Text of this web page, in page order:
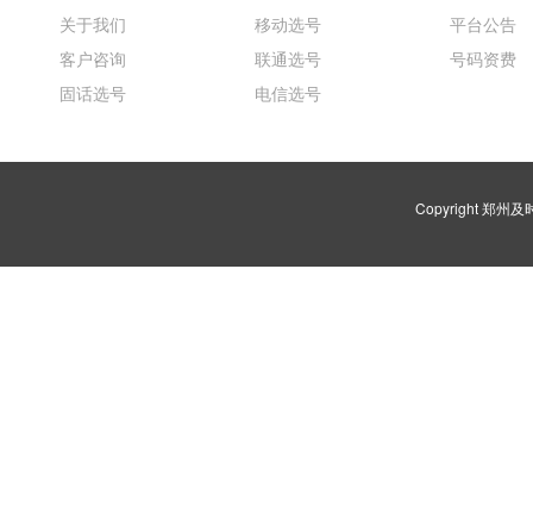
关于我们
客户咨询
固话选号
移动选号
联通选号
电信选号
平台公告
号码资费
Copyright 郑州及